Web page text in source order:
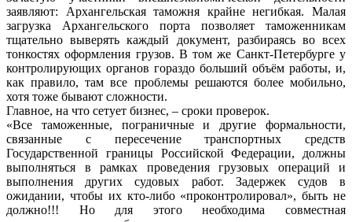
заявляют: Архангельская таможня крайне негибкая. Малая
загрузка Архангельского порта позволяет таможенникам
тщательно выверять каждый документ, разбираясь во всех
тонкостях оформления грузов. В том же Санкт-Петербурге у
контролирующих органов гораздо больший объём работы, и,
как правило, там все проблемы решаются более мобильно,
хотя тоже бывают сложности.
Главное, на что сетует бизнес, – сроки проверок.
«Все таможенные, пограничные и другие формальности,
связанные с пересечение транспортных средств
Государственной границы Российской Федерации, должны
выполняться в рамках проведения грузовых операций и
выполнения других судовых работ. Задержек судов в
ожидании, чтобы их кто-либо «проконтролировал», быть не
должно!!! Но для этого необходима совместная